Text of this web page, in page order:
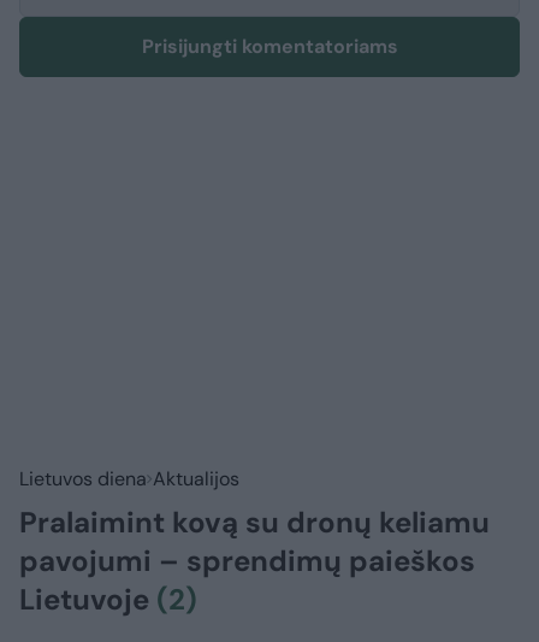
Prisijungti komentatoriams
Lietuvos diena Aktualijos
Pralaimint kovą su dronų keliamu
pavojumi – sprendimų paieškos
Lietuvoje (2)